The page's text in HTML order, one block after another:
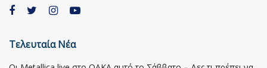
Τελευταία Νέα